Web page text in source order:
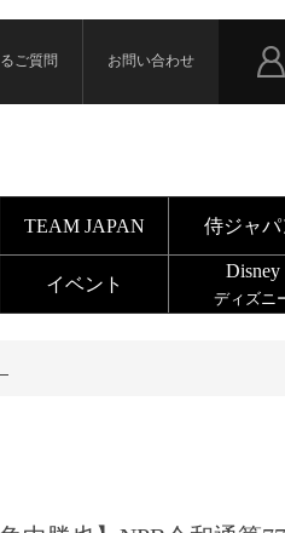
ご質問 お問い合わせ
TEAM JAPAN 侍ジャパ
イベント
Disney
ディズニ